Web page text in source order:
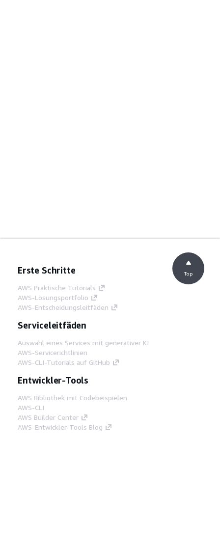
Erste Schritte
AWS Praktische Tutorials
AWS-Lösungsportfolio
AWS-Entscheidungsleitfäden
Serviceleitfäden
Auswahl eines Services mit generativer KI
AWS-Servicerichtlinien
AWS-CLI-Tutorials auf GitHub
Entwickler-Tools
AWS Bibliothek mit Codebeispielen
AWS-CLI
AWS Builder Center
AWS-Entwickler-Tools Blog
Top